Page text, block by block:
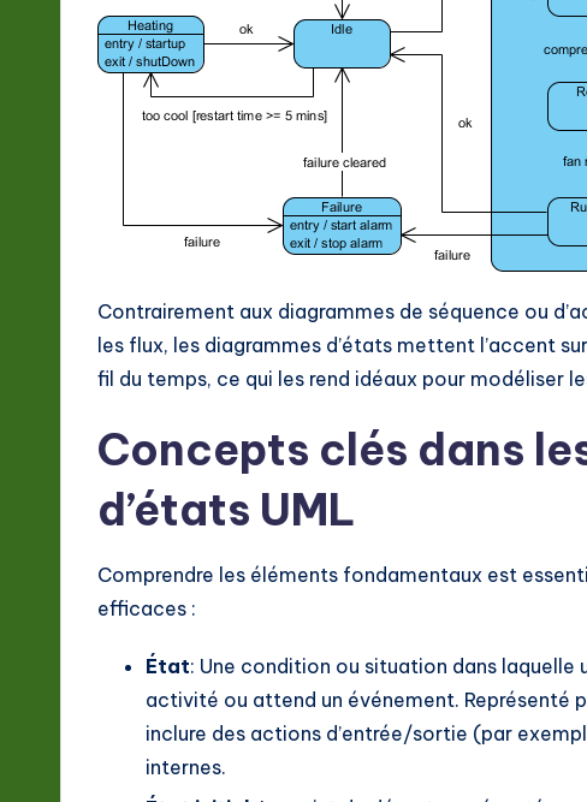
in
Contrairement aux diagrammes de séquence ou
les flux, les diagrammes d’états mettent l’accent
fil du temps, ce qui les rend idéaux pour modéliser
Concepts clés dans
d’états UML
Comprendre les éléments fondamentaux est
efficaces :
État: Une condition ou situation dans
activité ou attend un événement. Représenté
inclure des actions d’entrée/sortie (par
internes.